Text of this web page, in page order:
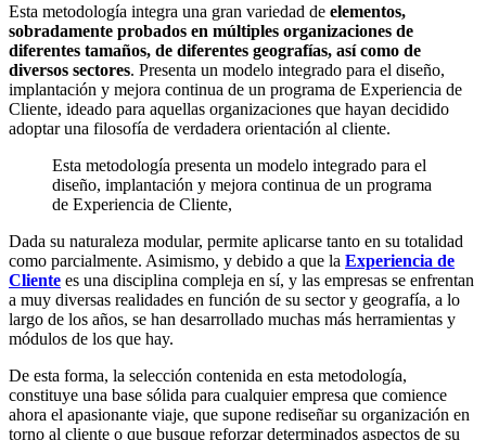
Esta metodología integra una gran variedad de elementos,
sobradamente probados en múltiples organizaciones de
diferentes tamaños, de diferentes geografías, así como de
diversos sectores. Presenta un modelo integrado para el diseño,
implantación y mejora continua de un programa de Experiencia de
Cliente, ideado para aquellas organizaciones que hayan decidido
adoptar una filosofía de verdadera orientación al cliente.
Esta metodología presenta un modelo integrado para el
diseño, implantación y mejora continua de un programa
de Experiencia de Cliente,
Dada su naturaleza modular, permite aplicarse tanto en su totalidad
como parcialmente. Asimismo, y debido a que la Experiencia de
Cliente es una disciplina compleja en sí, y las empresas se enfrentan
a muy diversas realidades en función de su sector y geografía, a lo
largo de los años, se han desarrollado muchas más herramientas y
módulos de los que hay.
De esta forma, la selección contenida en esta metodología,
constituye una base sólida para cualquier empresa que comience
ahora el apasionante viaje, que supone rediseñar su organización en
torno al cliente o que busque reforzar determinados aspectos de su